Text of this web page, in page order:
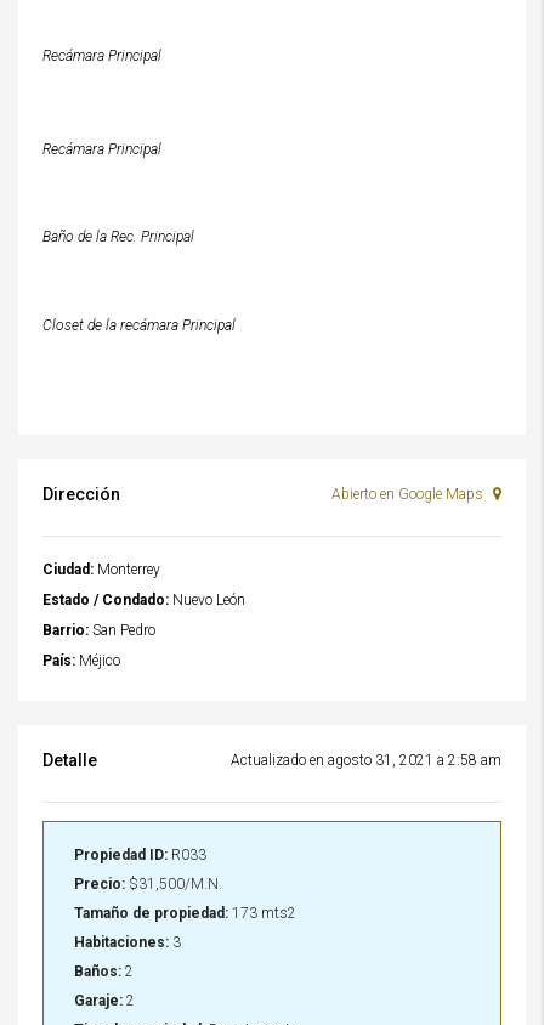
Recámara Principal
Recámara Principal
Baño de la Rec. Principal
Closet de la recámara Principal
Dirección Abierto en Google Maps
Ciudad: Monterrey
Estado / Condado: Nuevo León
Barrio: San Pedro
País: Méjico
Detalle Actualizado en agosto 31, 2021 a 2:58 am
Propiedad ID: R033
Precio: $31,500/M.N.
Tamaño de propiedad: 173 mts2
Habitaciones: 3
Baños: 2
Garaje: 2